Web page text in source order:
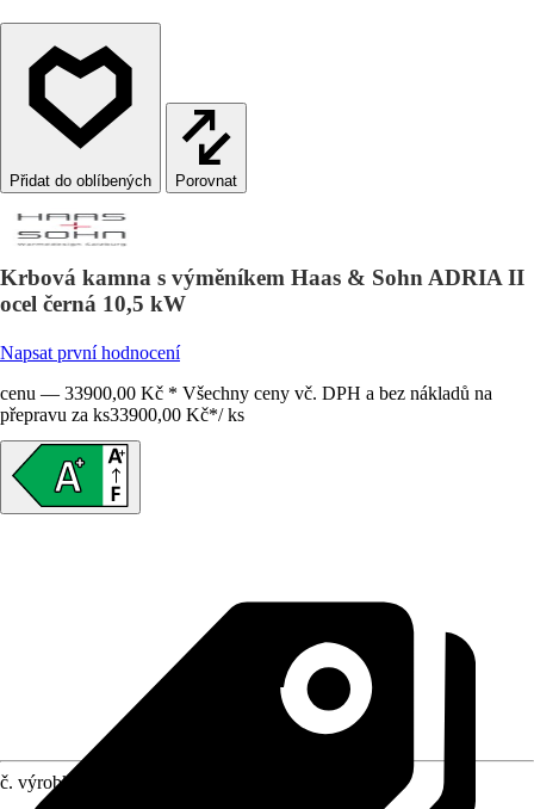
Porovnat
Krbová kamna s výměníkem Haas & Sohn ADRIA II
ocel černá 10,5 kW
Napsat první hodnocení
cenu — 33900,00 Kč * Všechny ceny vč. DPH a bez nákladů na
přepravu za ks33900,00 Kč*/ ks
č. výrobku